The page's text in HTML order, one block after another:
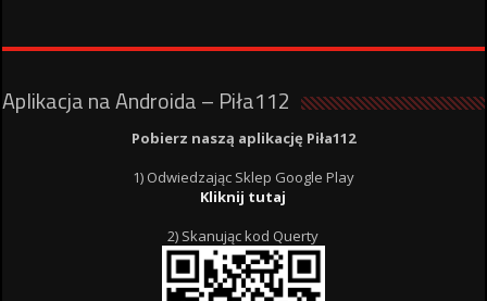
Aplikacja na Androida – Piła112
Pobierz naszą aplikację Piła112
1) Odwiedzając Sklep Google Play
Kliknij tutaj
2) Skanując kod Querty